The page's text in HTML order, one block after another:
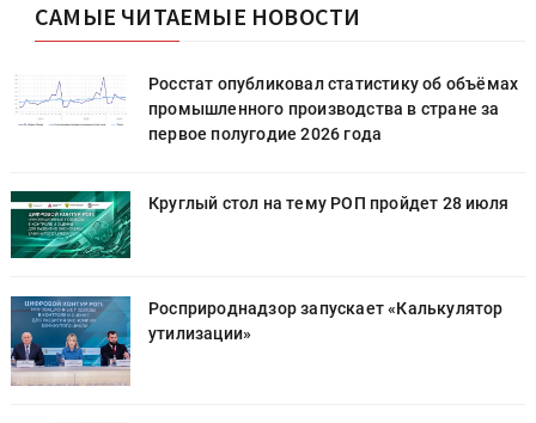
САМЫЕ ЧИТАЕМЫЕ НОВОСТИ
Росстат опубликовал статистику об объёмах
промышленного производства в стране за
первое полугодие 2026 года
Круглый стол на тему РОП пройдет 28 июля
Росприроднадзор запускает «Калькулятор
утилизации»